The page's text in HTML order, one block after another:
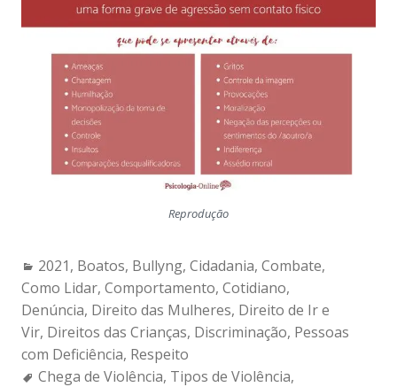
Reprodução
Categories:
2021, Boatos, Bullyng, Cidadania, Combate,
Como Lidar, Comportamento, Cotidiano,
Denúncia, Direito das Mulheres, Direito de Ir e
Vir, Direitos das Crianças, Discriminação, Pessoas
com Deficiência, Respeito
Tags:
Chega de Violência, Tipos de Violência,